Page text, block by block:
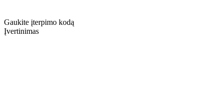
Gaukite įterpimo kodą
Įvertinimas